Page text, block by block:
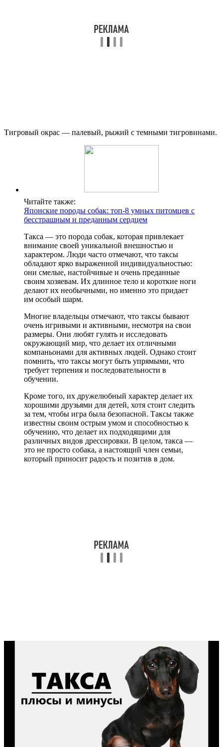
Тигровый окрас — палевый, рыжий с темными тигровинами.
Читайте также:
Японские породы собак: топ-8 умных питомцев с
бесстрашным и преданным сердцем
Такса — это порода собак, которая привлекает
внимание своей уникальной внешностью и
характером. Люди часто отмечают, что таксы
обладают ярко выраженной индивидуальностью:
они смелые, настойчивые и очень преданные
своим хозяевам. Их длинное тело и короткие ноги
делают их необычными, но именно это придает
им особый шарм.
Многие владельцы отмечают, что таксы бывают
очень игривыми и активными, несмотря на свои
размеры. Они любят гулять и исследовать
окружающий мир, что делает их отличными
компаньонами для активных людей. Однако стоит
помнить, что таксы могут быть упрямыми, что
требует терпения и последовательности в
обучении.
Кроме того, их дружелюбный характер делает их
хорошими друзьями для детей, хотя стоит следить
за тем, чтобы игра была безопасной. Таксы также
известны своим острым умом и способностью к
обучению, что делает их подходящими для
различных видов дрессировки. В целом, такса —
это не просто собака, а настоящий член семьи,
который приносит радость и позитив в дом.